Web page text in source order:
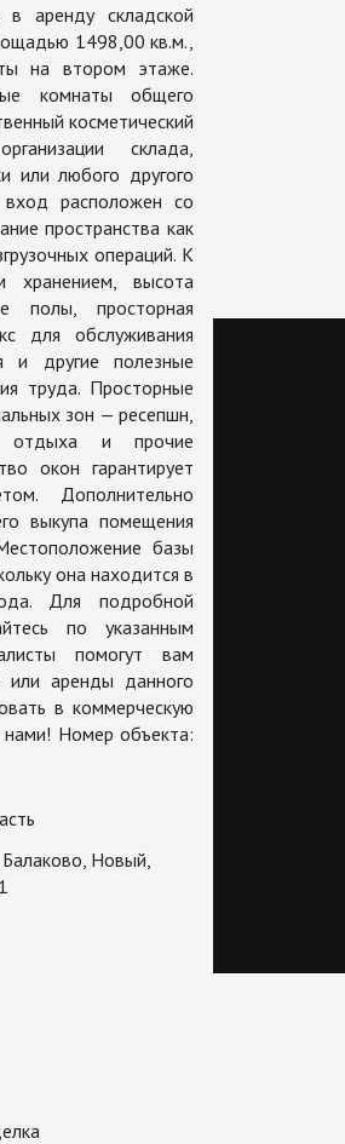
в аренду складской
1498,00 кв.м.,
на втором этаже.
комнаты общего
косметический
склада,
или любого другого
вход расположен со
пространства как
операций. К
хранением, высота
полы, просторная
для обслуживания
и другие полезные
труда. Просторные
зон — ресепшн,
отдыха и прочие
окон гарантирует
Дополнительно
выкупа помещения
базы
она находится в
Для подробной
по указанным
помогут вам
или аренды данного
в коммерческую
нами! Номер объекта:
Новый,